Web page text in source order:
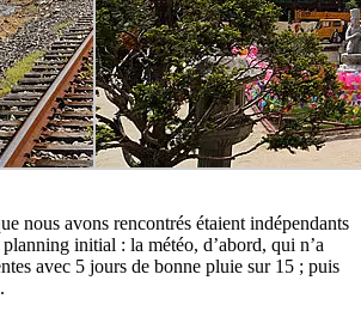
nous avons rencontrés étaient indépendants
initial : la météo, d’abord, qui n’a
avec 5 jours de bonne pluie sur 15 ; puis